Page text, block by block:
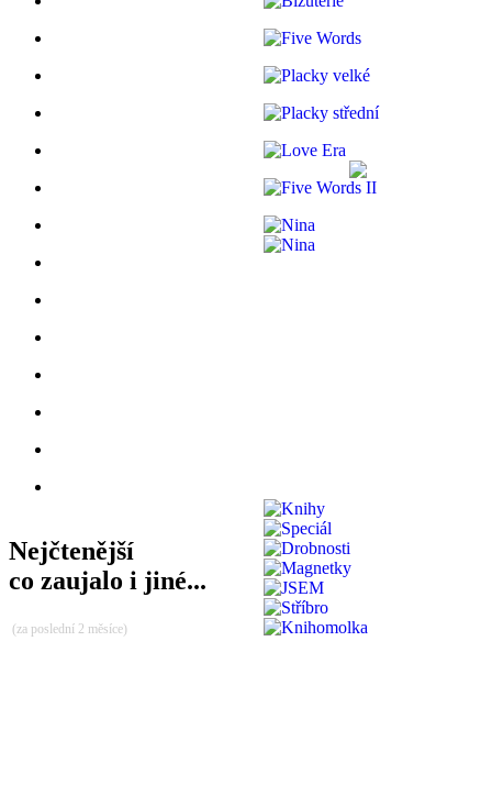
Nejčtenější
co zaujalo i jiné...
(za poslední 2 měsíce)